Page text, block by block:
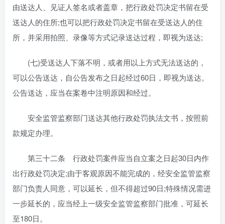
由送达人、见证人签名或者盖章，把行政处罚决定书留在受
送达人的住所;也可以把行政处罚决定书留在受送达人的住
所，并采用拍照、录像等方式记录送达过程，即视为送达;
(七)受送达人下落不明，或者用以上方式无法送达的，
可以公告送达，自公告发布之日起经过60日，即视为送达。
公告送达，应当在案卷中注明原因和经过。
安全监管监察部门送达其他行政处罚执法文书，按照前
款规定办理。
第三十二条 行政处罚案件应当自立案之日起30日内作
出行政处罚决定;由于客观原因不能完成的，经安全监管监察
部门负责人同意，可以延长，但不得超过90日;特殊情况需进
一步延长的，应当经上一级安全监管监察部门批准，可延长
至180日。